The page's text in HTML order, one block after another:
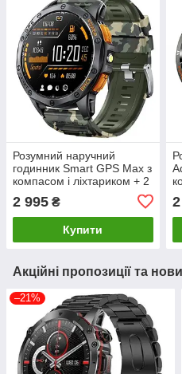
Розумний наручний
годинник Smart GPS Max з
компасом і ліхтариком + 2
2 995 ₴
Купити
Акційні пропозиції та
–21%